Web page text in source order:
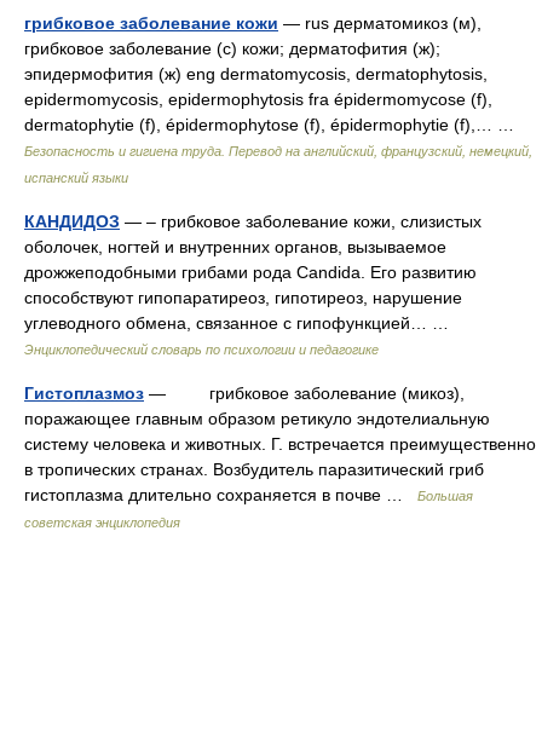
грибковое заболевание кожи — rus дерматомикоз (м),
грибковое заболевание (с) кожи; дерматофития (ж);
эпидермофития (ж) eng dermatomycosis, dermatophytosis,
epidermomycosis, epidermophytosis fra épidermomycose (f),
dermatophytie (f), épidermophytose (f), épidermophytie (f),… …
Безопасность и гигиена труда. Перевод на английский, французский, немецкий,
испанский языки
КАНДИДОЗ — – грибковое заболевание кожи, слизистых
оболочек, ногтей и внутренних органов, вызываемое
дрожжеподобными грибами рода Candida. Его развитию
способствуют гипопаратиреоз, гипотиреоз, нарушение
углеводного обмена, связанное с гипофункцией… …
Энциклопедический словарь по психологии и педагогике
Гистоплазмоз — грибковое заболевание (микоз),
поражающее главным образом ретикуло эндотелиальную
систему человека и животных. Г. встречается преимущественно
в тропических странах. Возбудитель паразитический гриб
гистоплазма длительно сохраняется в почве …
Большая
советская энциклопедия